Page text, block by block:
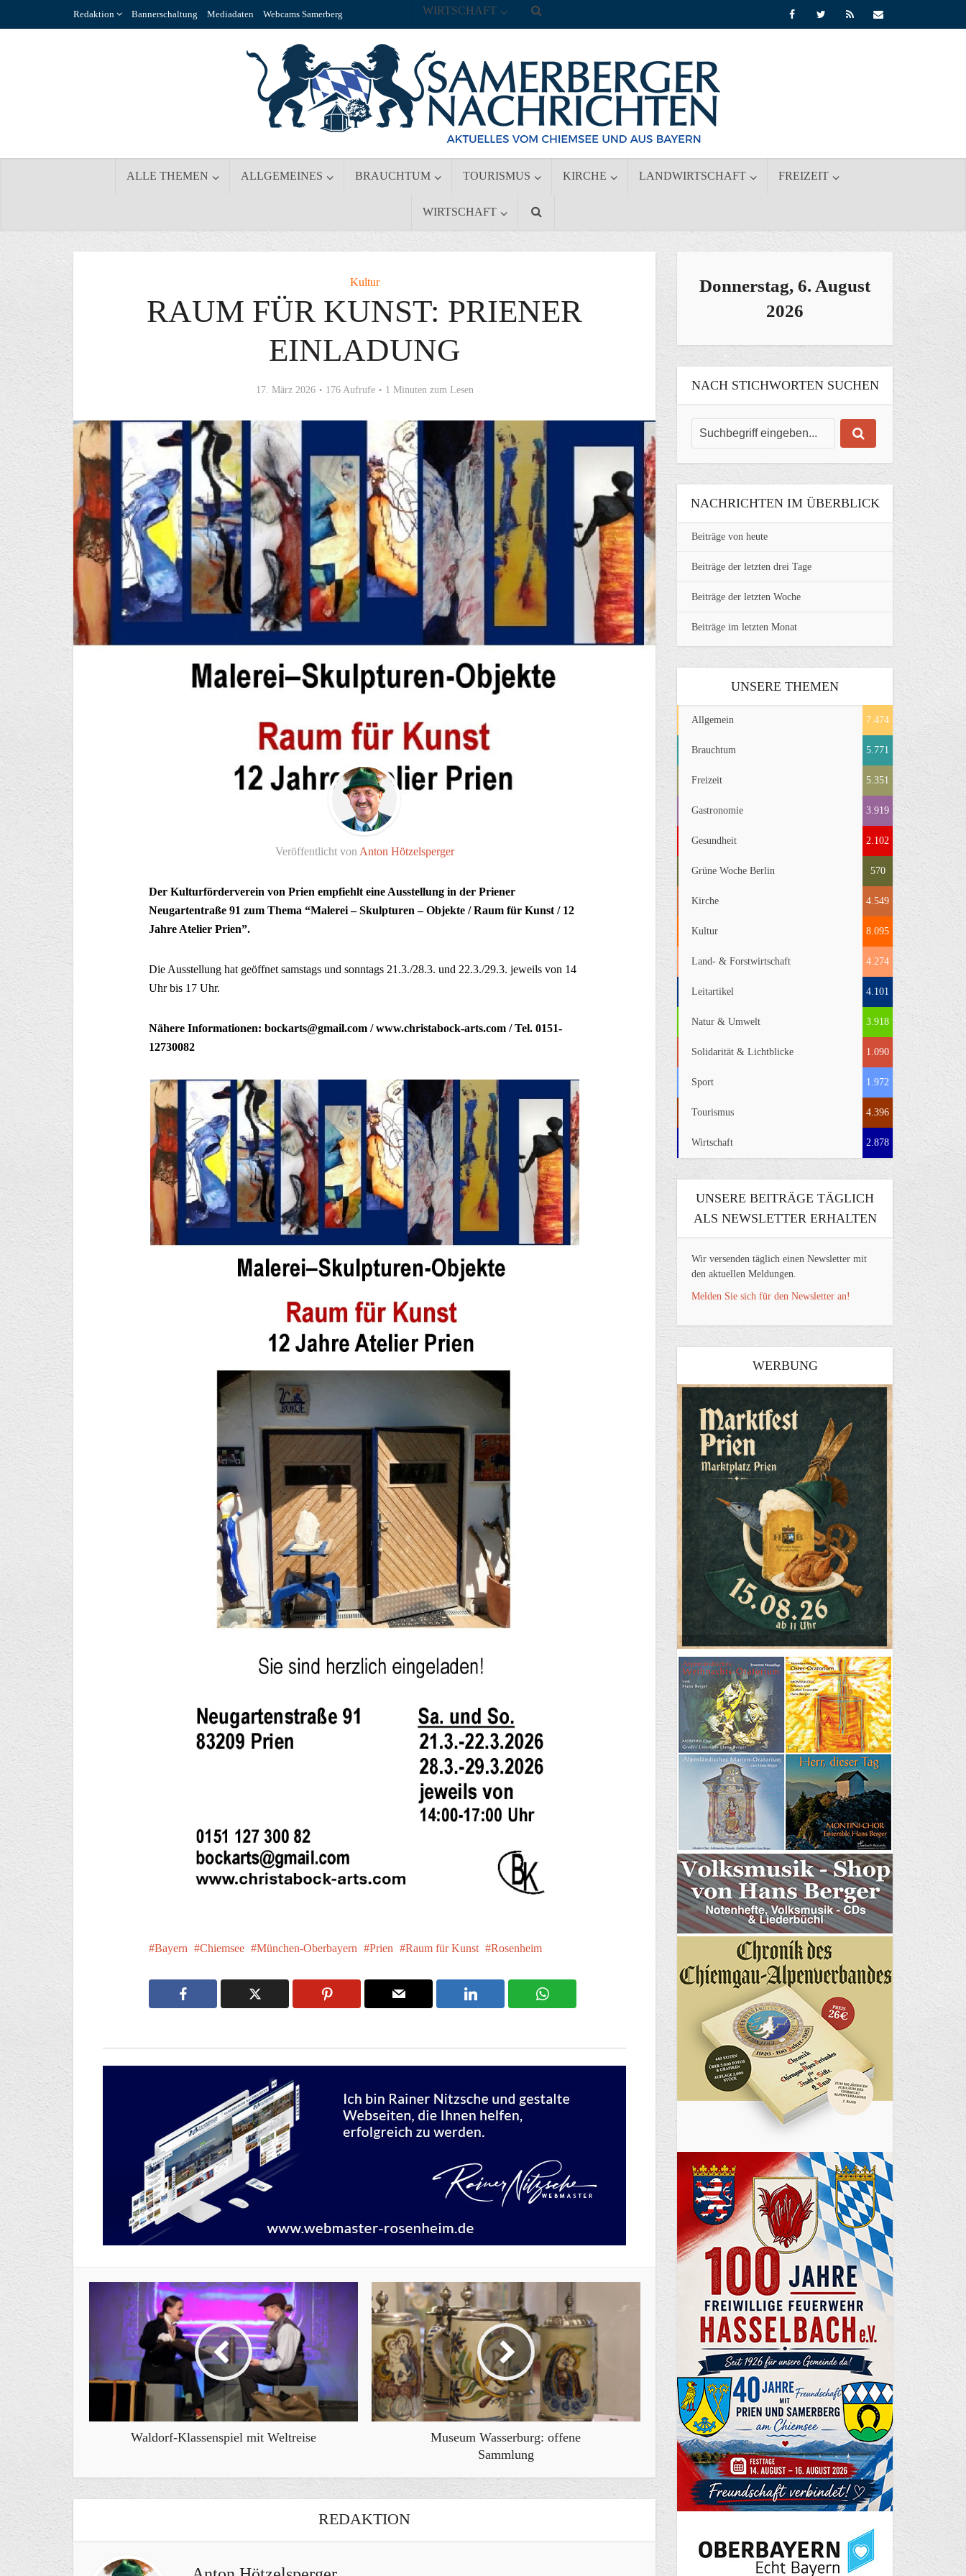
Redaktion Bannerschaltung Mediadaten Webcams Samerberg
ALLE THEMEN ALLGEMEINES BRAUCHTUM TOURISMUS KIRCHE LANDWIRTSCHAFT FREIZEIT
WIRTSCHAFT
WIRTSCHAFT
Kultur
RAUM FÜR KUNST: PRIENER
EINLADUNG
17. März 2026 176 Aufrufe 1 Minuten zum Lesen
Veröffentlicht von Anton Hötzelsperger
Der Kulturförderverein von Prien empfiehlt eine Ausstellung in der Priener
Neugartentraße 91 zum Thema “Malerei – Skulpturen – Objekte / Raum für Kunst / 12
Jahre Atelier Prien”.
Die Ausstellung hat geöffnet samstags und sonntags 21.3./28.3. und 22.3./29.3. jeweils von 14
Uhr bis 17 Uhr.
Nähere Informationen: bockarts@gmail.com / www.christabock-arts.com / Tel. 0151-
12730082
Bayern Chiemsee München-Oberbayern Prien Raum für Kunst Rosenheim
Waldorf-Klassenspiel mit Weltreise
Museum Wasserburg: offene
Sammlung
REDAKTION
Donnerstag, 6. August
2026
NACH STICHWORTEN SUCHEN
NACHRICHTEN IM ÜBERBLICK
Beiträge von heute
Beiträge der letzten drei Tage
Beiträge der letzten Woche
Beiträge im letzten Monat
UNSERE THEMEN
Allgemein 7.474
Brauchtum 5.771
Freizeit 5.351
Gastronomie 3.919
Gesundheit 2.102
Grüne Woche Berlin 570
Kirche 4.549
Kultur 8.095
Land- & Forstwirtschaft 4.274
Leitartikel 4.101
Natur & Umwelt 3.918
Solidarität & Lichtblicke 1.090
Sport 1.972
Tourismus 4.396
Wirtschaft 2.878
UNSERE BEITRÄGE TÄGLICH
ALS NEWSLETTER ERHALTEN
Wir versenden täglich einen Newsletter mit
den aktuellen Meldungen.
Melden Sie sich für den Newsletter an!
WERBUNG